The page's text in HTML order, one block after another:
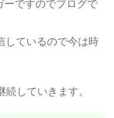
ですのでブログで
しているので今は時
していきます。